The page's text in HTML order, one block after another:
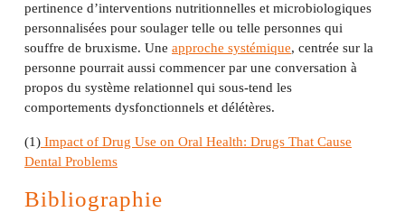
pertinence d’interventions nutritionnelles et microbiologiques
personnalisées pour soulager telle ou telle personnes qui
souffre de bruxisme. Une approche systémique, centrée sur la
personne pourrait aussi commencer par une conversation à
propos du système relationnel qui sous-tend les
comportements dysfonctionnels et délétères.
(1) Impact of Drug Use on Oral Health: Drugs That Cause
Dental Problems
Bibliographie